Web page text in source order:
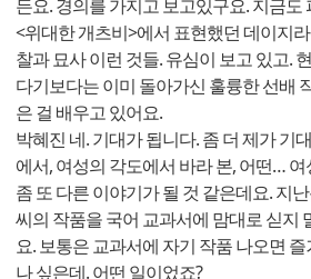
든요. 경의를 가지고 보고있구요. 지금
<위대한 개츠비>에서 표현했던 데이지
찰과 묘사 이런 것들. 유심이 보고 있고.
다기보다는 이미 돌아가신 훌륭한 선배
은 걸 배우고 있어요.
박혜진 네. 기대가 됩니다. 좀 더 제가 기
에서, 여성의 각도에서 바라 본, 어떤…
좀 또 다른 이야기가 될 것 같은데요. 지
씨의 작품을 국어 교과서에 맘대로 싣지
요. 보통은 교과서에 자기 작품 나오면
나 싶은데. 어떤 일이었죠?